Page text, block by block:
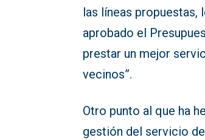
las líneas propuestas,
aprobado el
prestar un mejor
vecinos”.
Otro punto al que ha
gestión del servicio